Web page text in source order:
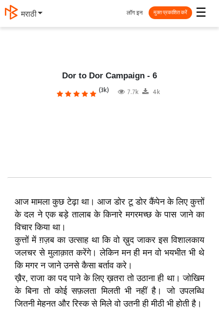
मराठी ☰
लॉग इन मुक्त प्रकाशित करें
Dor to Dor Campaign - 6
(3k) 7.7k 4k
आज मामला कुछ टेढ़ा था। आज डोर टू डोर कैंपेन के लिए कुत्तों
के दल ने एक बड़े तालाब के किनारे मगरमच्छ के पास जाने का
विचार किया था।
कुत्तों में ग़ज़ब का उत्साह था कि वो ख़ुद जाकर इस विशालकाय
जलचर से मुलाक़ात करेंगे। लेकिन मन ही मन वो भयभीत भी थे
कि मगर न जाने उनसे कैसा बर्ताव करे।
ख़ैर, राजा का पद पाने के लिए ख़तरा तो उठाना ही था। जोखिम
के बिना तो कोई सफ़लता मिलती भी नहीं है। जो उपलब्धि
जितनी मेहनत और रिस्क से मिले वो उतनी ही मीठी भी होती है।